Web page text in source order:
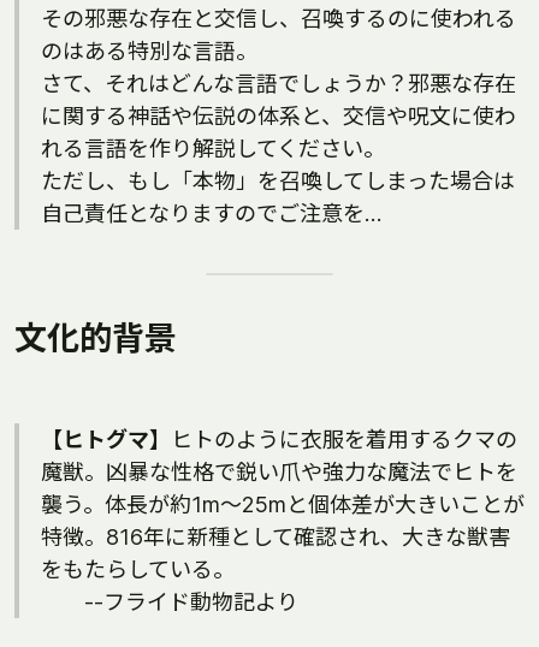
その邪悪な存在と交信し、召喚するのに使われる
のはある特別な言語。
さて、それはどんな言語でしょうか？邪悪な存在
に関する神話や伝説の体系と、交信や呪文に使わ
れる言語を作り解説してください。
ただし、もし「本物」を召喚してしまった場合は
自己責任となりますのでご注意を…
文化的背景
【ヒトグマ】
ヒトのように衣服を着用するクマの
魔獣。凶暴な性格で鋭い爪や強力な魔法でヒトを
襲う。体長が約1m～25mと個体差が大きいことが
特徴。816年に新種として確認され、大きな獣害
をもたらしている。
--フライド動物記より